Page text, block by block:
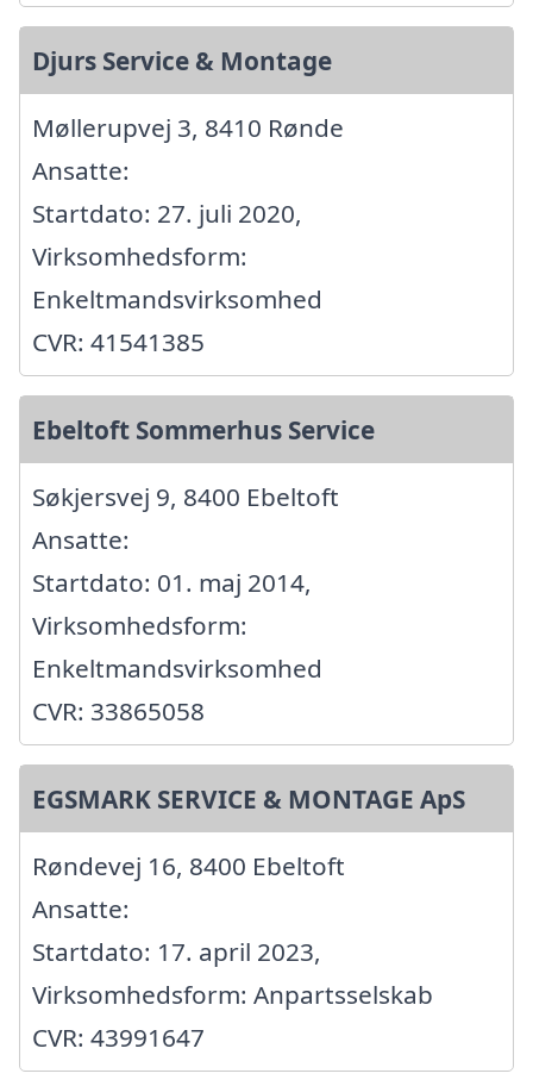
Djurs Service & Montage
Møllerupvej 3, 8410 Rønde
Ansatte:
Startdato: 27. juli 2020,
Virksomhedsform:
Enkeltmandsvirksomhed
CVR: 41541385
Ebeltoft Sommerhus Service
Søkjersvej 9, 8400 Ebeltoft
Ansatte:
Startdato: 01. maj 2014,
Virksomhedsform:
Enkeltmandsvirksomhed
CVR: 33865058
EGSMARK SERVICE & MONTAGE ApS
Røndevej 16, 8400 Ebeltoft
Ansatte:
Startdato: 17. april 2023,
Virksomhedsform: Anpartsselskab
CVR: 43991647